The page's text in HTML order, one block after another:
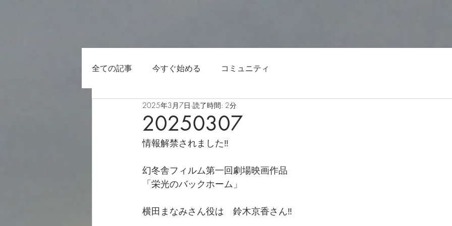
全ての記事 今すぐ始める コミュニティ
20250307
2025年3月7日 読了時間: 2分
情報解禁されました‼️
幻冬舎フィルム第一回劇場映画作品
「栄光のバックホーム」
横田まなみさん役は　鈴木京香さん‼️